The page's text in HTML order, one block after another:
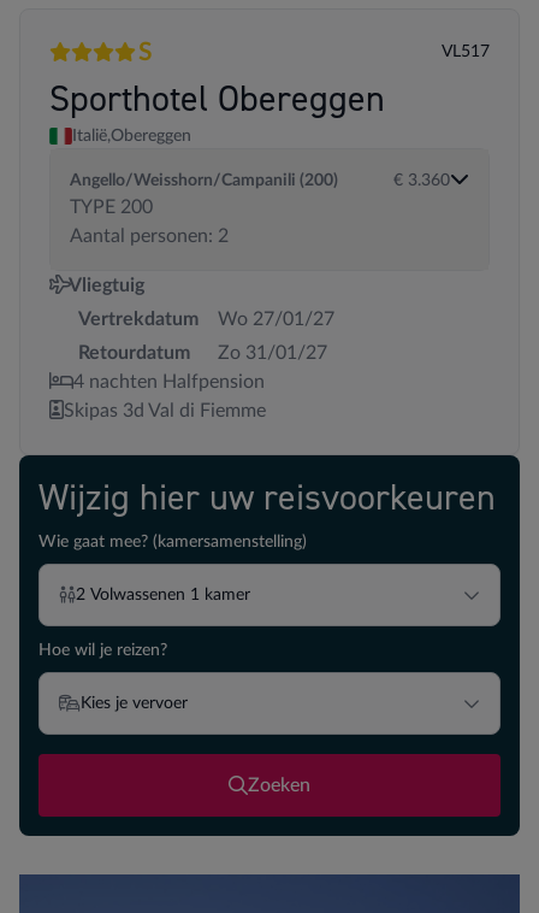
4 sterrenSuperior
S VL517
Sporthotel Obereggen
Italië,Obereggen
Angello/Weisshorn/Campanili (200)
TYPE 200
Aantal personen: 2
€ 3.360
Vliegtuig
Vertrekdatum
Wo 27/01/27
Retourdatum
Zo 31/01/27
4 nachten Halfpension
Skipas 3d Val di Fiemme
Wijzig hier uw reisvoorkeuren
Wie gaat mee? (kamersamenstelling)
2 Volwassenen 1 kamer
Hoe wil je reizen?
Kies je vervoer
Zoeken